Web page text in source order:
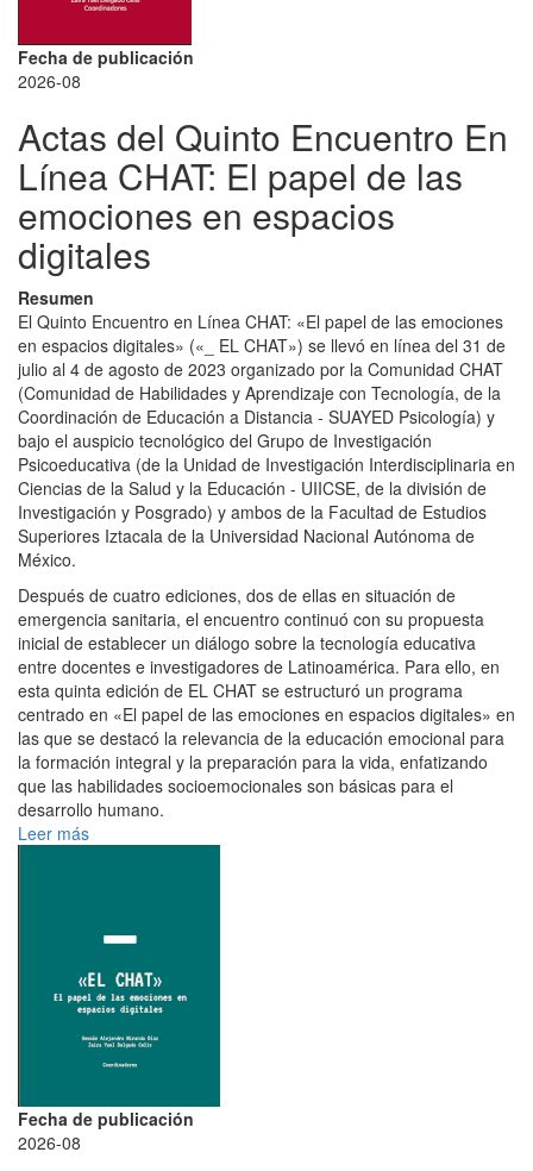
Fecha de publicación
2026-08
Actas del Quinto Encuentro En
Línea CHAT: El papel de las
emociones en espacios
digitales
Resumen
El Quinto Encuentro en Línea CHAT: «El papel de las emociones
en espacios digitales» («_ EL CHAT») se llevó en línea del 31 de
julio al 4 de agosto de 2023 organizado por la Comunidad CHAT
(Comunidad de Habilidades y Aprendizaje con Tecnología, de la
Coordinación de Educación a Distancia - SUAYED Psicología) y
bajo el auspicio tecnológico del Grupo de Investigación
Psicoeducativa (de la Unidad de Investigación Interdisciplinaria en
Ciencias de la Salud y la Educación - UIICSE, de la división de
Investigación y Posgrado) y ambos de la Facultad de Estudios
Superiores Iztacala de la Universidad Nacional Autónoma de
México.
Después de cuatro ediciones, dos de ellas en situación de
emergencia sanitaria, el encuentro continuó con su propuesta
inicial de establecer un diálogo sobre la tecnología educativa
entre docentes e investigadores de Latinoamérica. Para ello, en
esta quinta edición de EL CHAT se estructuró un programa
centrado en «El papel de las emociones en espacios digitales» en
las que se destacó la relevancia de la educación emocional para
la formación integral y la preparación para la vida, enfatizando
que las habilidades socioemocionales son básicas para el
desarrollo humano.
Leer más
Fecha de publicación
2026-08